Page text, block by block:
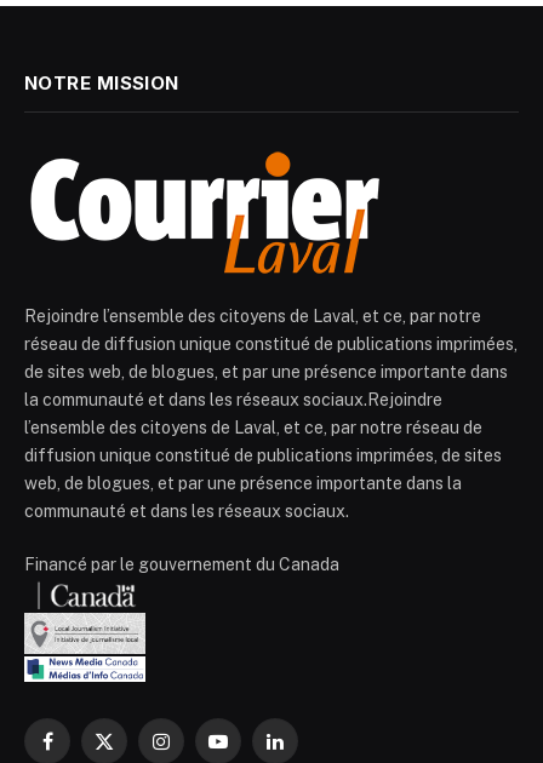
NOTRE MISSION
Rejoindre l’ensemble des citoyens de Laval, et ce, par notre
réseau de diffusion unique constitué de publications imprimées,
de sites web, de blogues, et par une présence importante dans
la communauté et dans les réseaux sociaux.Rejoindre
l’ensemble des citoyens de Laval, et ce, par notre réseau de
diffusion unique constitué de publications imprimées, de sites
web, de blogues, et par une présence importante dans la
communauté et dans les réseaux sociaux.
Financé par le gouvernement du Canada
Facebook
X
InstagramYouTubeLinkedIn